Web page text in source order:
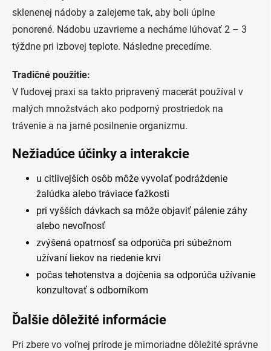
sklenenej nádoby a zalejeme tak, aby boli úplne
ponorené. Nádobu uzavrieme a necháme lúhovať 2 – 3
týždne pri izbovej teplote. Následne precedíme.
Tradičné použitie:
V ľudovej praxi sa takto pripravený macerát používal v
malých množstvách ako podporný prostriedok na
trávenie a na jarné posilnenie organizmu.
Nežiadúce účinky a interakcie
u citlivejších osôb môže vyvolať podráždenie
žalúdka alebo tráviace ťažkosti
pri vyšších dávkach sa môže objaviť pálenie záhy
alebo nevoľnosť
zvýšená opatrnosť sa odporúča pri súbežnom
užívaní liekov na riedenie krvi
počas tehotenstva a dojčenia sa odporúča užívanie
konzultovať s odborníkom
Ďalšie dôležité informácie
Pri zbere vo voľnej prírode je mimoriadne dôležité správne